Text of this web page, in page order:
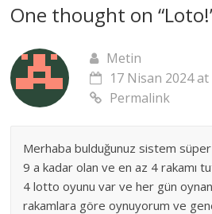
One thought on “Loto!
Metin
17 Nisan 2024 at
Permalink
Merhaba bulduğunuz sistem
9 a kadar olan ve en az 4 rakamı
4 lotto oyunu var ve her gün
rakamlara göre oynuyorum ve